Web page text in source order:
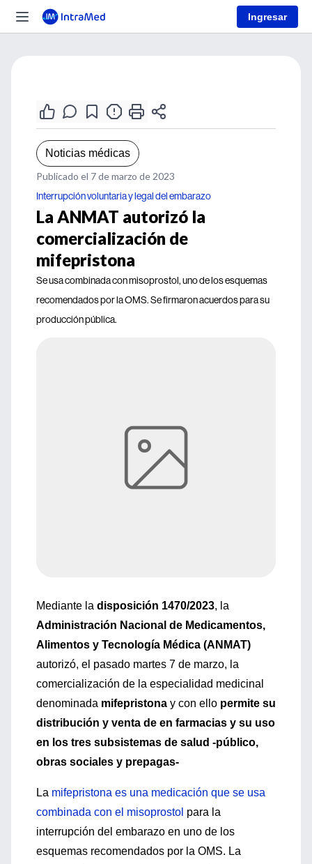
Ingresar
Noticias médicas
Publicado el 7 de marzo de 2023
Interrupción voluntaria y legal del embarazo
La ANMAT autorizó la
comercialización de
mifepristona
Se usa combinada con misoprostol, uno de los esquemas
recomendados por la OMS. Se firmaron acuerdos para su
producción pública.
Mediante la disposición 1470/2023, la
Administración Nacional de Medicamentos,
Alimentos y Tecnología Médica (ANMAT)
autorizó, el pasado martes 7 de marzo, la
comercialización de la especialidad medicinal
denominada mifepristona y con ello permite su
distribución y venta de en farmacias y su uso
en los tres subsistemas de salud -público,
obras sociales y prepagas-
La mifepristona es una medicación que se usa
combinada con el misoprostol para la
interrupción del embarazo en uno de los
esquemas recomendados por la OMS. La